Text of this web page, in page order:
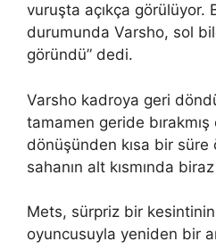
vuruşta açıkça görülüyor.
durumunda Varsho, sol
göründü” dedi.
Varsho kadroya geri
tamamen geride
dönüşünden kısa bir süre
sahanın alt kısmında
Mets, sürpriz bir
oyuncusuyla yeniden bir